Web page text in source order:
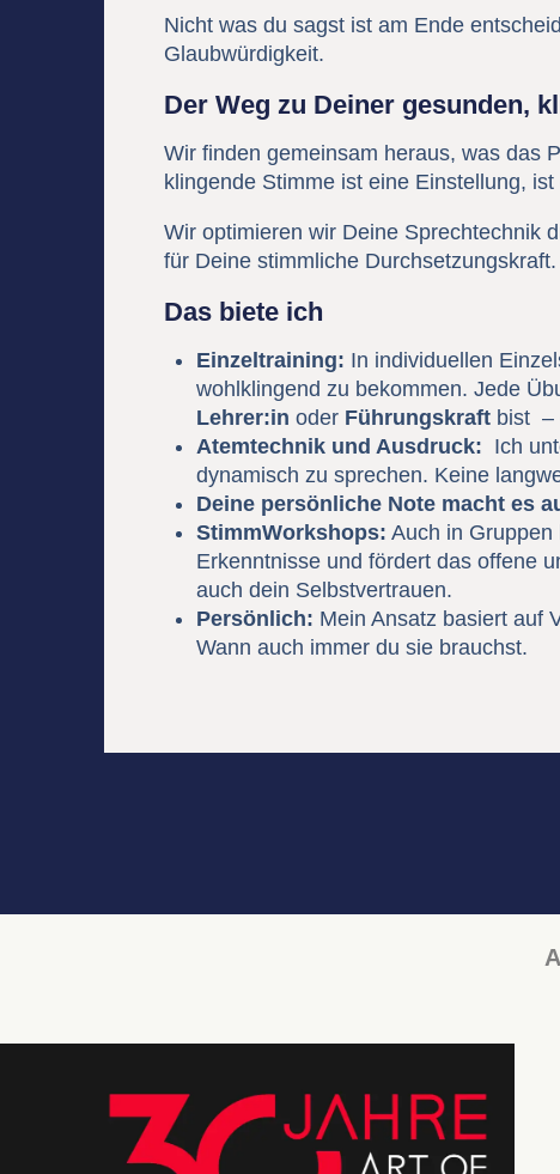
Nicht was du sagst ist am Ende
Glaubwürdigkeit.
Der Weg zu Deiner gesunden,
Wir finden gemeinsam heraus, was das
klingende Stimme ist eine Einstellung,
Wir optimieren wir Deine Sprechtechnik
für Deine stimmliche Durchsetzungskraft.
Das biete ich
Einzeltraining: In individuellen
wohlklingend zu bekommen. Jede
Lehrer:in oder Führungskraft bist –
Atemtechnik und Ausdruck: Ich
dynamisch zu sprechen. Keine
Deine persönliche Note macht es
StimmWorkshops: Auch in
Erkenntnisse und fördert das offene
auch dein Selbstvertrauen.
Persönlich: Mein Ansatz basiert auf
Wann auch immer du sie brauchst.